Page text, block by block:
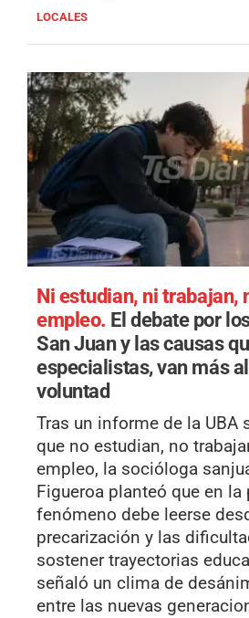
LOCALES
Ni estudian, ni trabajan,
empleo. El debate por
San Juan y las causas
especialistas, van más
voluntad
Tras un informe de la UBA
que no estudian, no
empleo, la socióloga
Figueroa planteó que en la
fenómeno debe leerse
precarización y las
sostener trayectorias
señaló un clima de
entre las nuevas